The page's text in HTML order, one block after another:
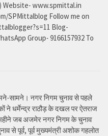
Website- www.spmittal.in
SPMittalblog Follow me on
Blog-
Group- 9166157932 To
सामने। नगर निगम चुनाव से पहले
ने धर्मेन्द्र राठौड़ के दखल पर ऐतराज
जब अजमेर नगर निगम के चुनाव
से पूर्व, पूर्व मुख्यमंत्री अशोक गहलोत